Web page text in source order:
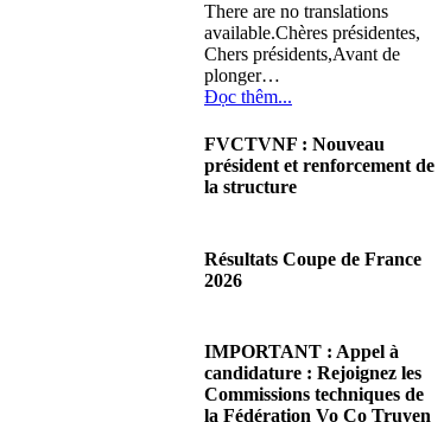
There are no translations
available.Chères présidentes,
Chers présidents,Avant de
plonger…
Đọc thêm...
FVCTVNF : Nouveau
président et renforcement de
la structure
There are no translations
available.Chères Présidentes,
Đọc thêm...
Résultats Coupe de France
2026
There are no translations
available.Cliquez sur ce lien
pour accéder aux résultats
Đọc thêm...
IMPORTANT : Appel à
candidature : Rejoignez les
Commissions techniques de
la Fédération Vo Co Truyen